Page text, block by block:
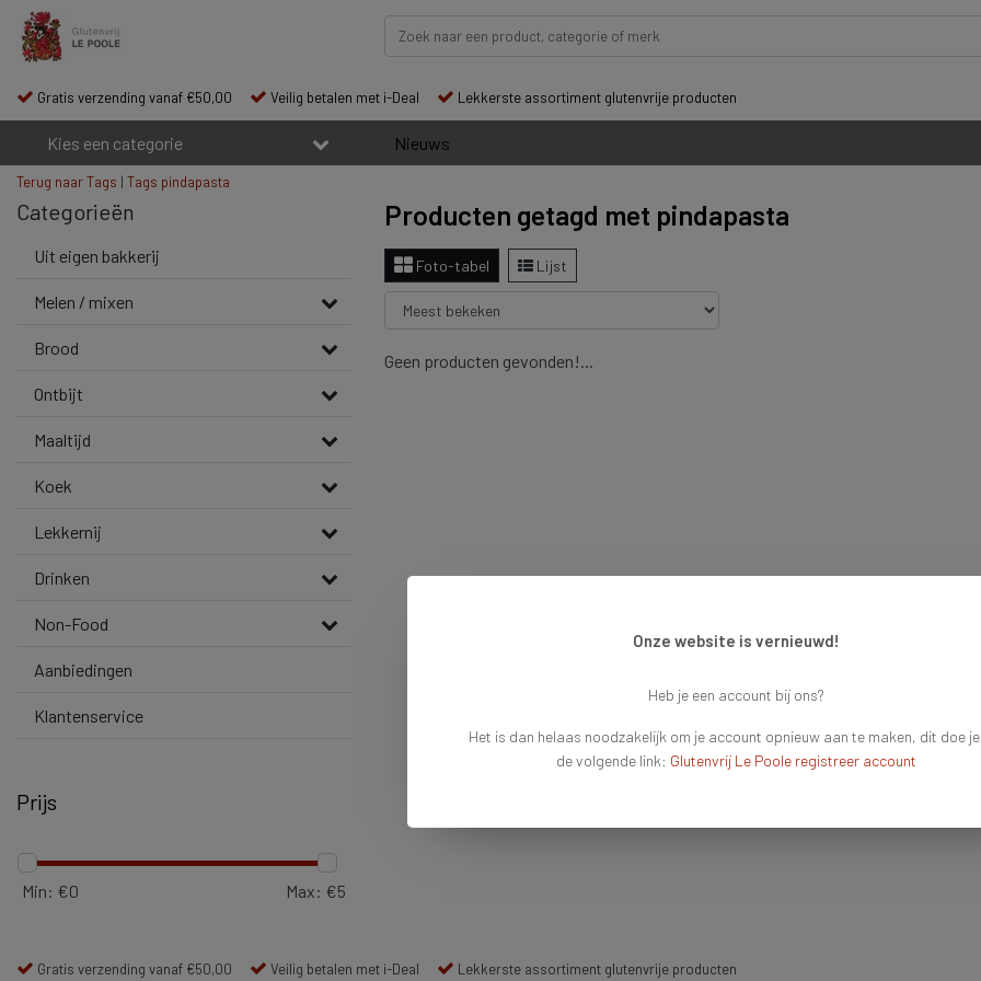
Gratis verzending vanaf €50,00 Veilig betalen met i-Deal Lekkerste assortiment glutenvrije producten
Kies een categorie Nieuws
Terug naar Tags | Tags pindapasta
Categorieën
Uit eigen bakkerij
Melen / mixen
Brood
Ontbijt
Maaltijd
Koek
Lekkernij
Drinken
Non-Food
Aanbiedingen
Klantenservice
Prijs
Min: €0 Max: €5
Producten getagd met pindapasta
Foto-tabel Lijst
Geen producten gevonden!...
Gratis verzending vanaf €50,00 Veilig betalen met i-Deal Lekkerste assortiment glutenvrije producten
Onze website is vernieuwd!
Heb je een account bij ons?
Het is dan helaas noodzakelijk om je account opnieuw aan te maken, dit doe
de volgende link: Glutenvrij Le Poole registreer account